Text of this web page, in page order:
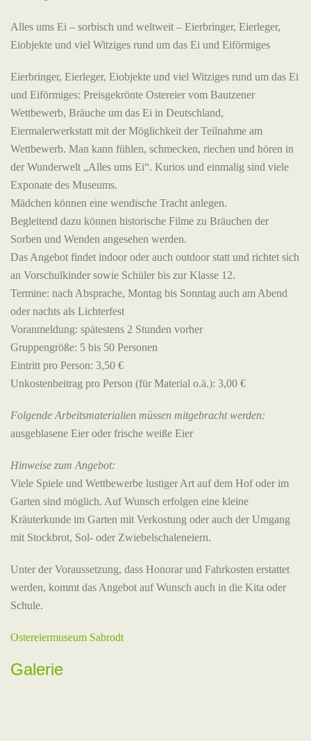
Alles ums Ei – sorbisch und weltweit – Eierbringer, Eierleger,
Eiobjekte und viel Witziges rund um das Ei und Eiförmiges
Eierbringer, Eierleger, Eiobjekte und viel Witziges rund um das Ei
und Eiförmiges: Preisgekrönte Ostereier vom Bautzener
Wettbewerb, Bräuche um das Ei in Deutschland,
Eiermalerwerkstatt mit der Möglichkeit der Teilnahme am
Wettbewerb. Man kann fühlen, schmecken, riechen und hören in
der Wunderwelt „Alles ums Ei“. Kurios und einmalig sind viele
Exponate des Museums.
Mädchen können eine wendische Tracht anlegen.
Begleitend dazu können historische Filme zu Bräuchen der
Sorben und Wenden angesehen werden.
Das Angebot findet indoor oder auch outdoor statt und richtet sich
an Vorschulkinder sowie Schüler bis zur Klasse 12.
Termine: nach Absprache, Montag bis Sonntag auch am Abend
oder nachts als Lichterfest
Voranmeldung: spätestens 2 Stunden vorher
Gruppengröße: 5 bis 50 Personen
Eintritt pro Person: 3,50 €
Unkostenbeitrag pro Person (für Material o.ä.): 3,00 €
Folgende Arbeitsmaterialien müssen mitgebracht werden:
ausgeblasene Eier oder frische weiße Eier
Hinweise zum Angebot:
Viele Spiele und Wettbewerbe lustiger Art auf dem Hof oder im
Garten sind möglich. Auf Wunsch erfolgen eine kleine
Kräuterkunde im Garten mit Verkostung oder auch der Umgang
mit Stockbrot, Sol- oder Zwiebelschaleneiern.
Unter der Voraussetzung, dass Honorar und Fahrkosten erstattet
werden, kommt das Angebot auf Wunsch auch in die Kita oder
Schule.
Ostereiermuseum Sabrodt
Galerie